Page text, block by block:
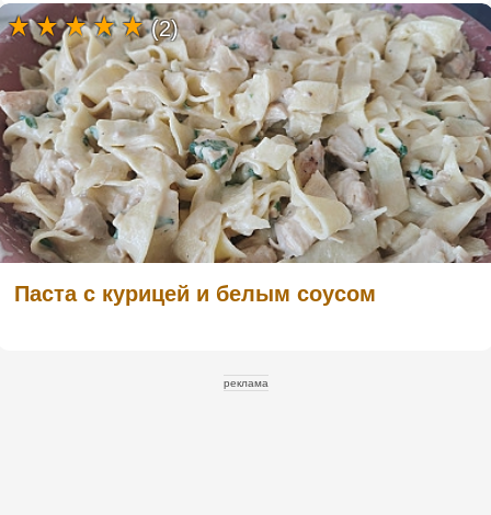
Паста с курицей и белым соусом
(2)
реклама